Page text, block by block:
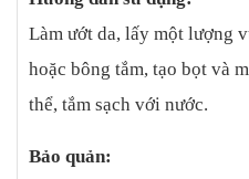
Làm ướt da, lấy một lượng
hoặc bông tắm, tạo bọt và
thể, tắm sạch với nước.
Bảo quản: